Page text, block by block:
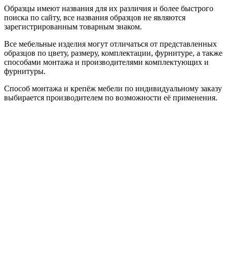
Образцы имеют названия для их различия и более быстрого
поиска по сайту, все названия образцов не являются
зарегистрированным товарным знаком.
Все мебельные изделия могут отличаться от представленных
образцов по цвету, размеру, комплектации, фурнитуре, а также
способами монтажа и производителями комплектующих и
фурнитуры.
Способ монтажа и крепёж мебели по индивидуальному заказу
выбирается производителем по возможности её применения.